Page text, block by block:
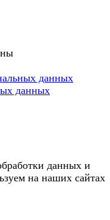
данных
данных
данных и
на наших сайтах